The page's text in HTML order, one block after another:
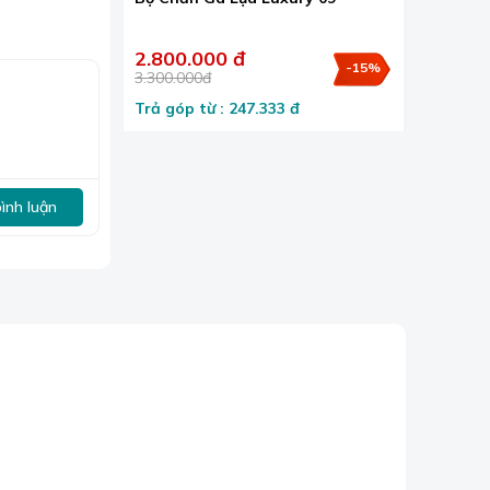
luận
2.800.000 đ
3.300.000đ
-15%
Trả góp từ : 247.333 đ